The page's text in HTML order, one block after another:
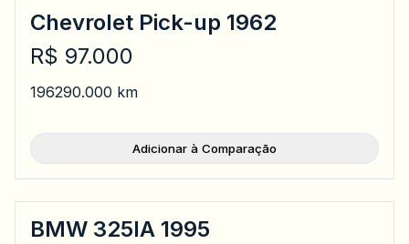
Chevrolet Pick-up 1962
R$ 97.000
196290.000 km
Adicionar à Comparação
BMW 325IA 1995